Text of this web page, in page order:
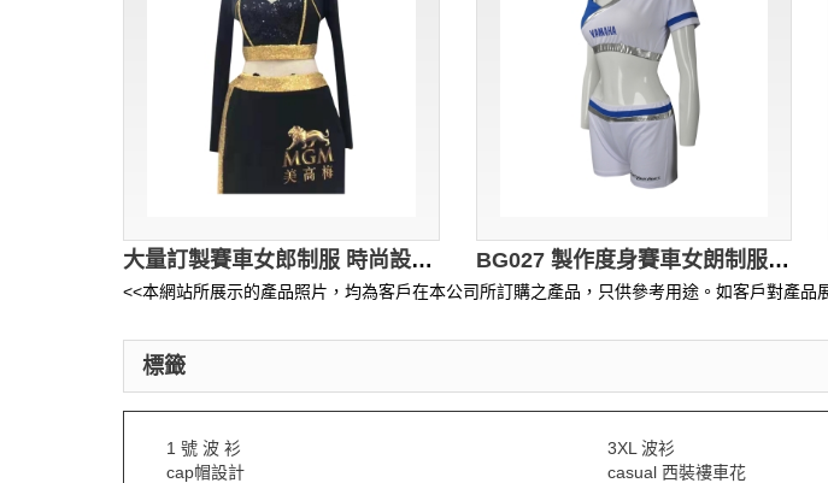
大量訂製賽車女郎制服 時尚設計長袖亮片拼接印花女郎制服短裙套裝 賽車女郎制服供應商 BG036 BG027 製作度身賽車女朗制服款式 自訂三件套賽車女朗制服款式 背心 熱褲 套裝 promo girls 車模 訂造賽車女朗制服款式 賽車手 賽車女朗制服專營
<<本網站所展示的產品照片，均為客戶在本公司所訂購之產品，只供參考用途。如客戶對產
標籤
1 號 波 衫 3XL 波衫
cap帽設計
casual 西裝褸車花